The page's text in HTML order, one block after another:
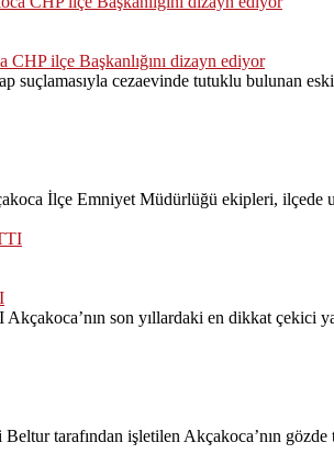
ilçe Başkanlığını dizayn ediyor
suçlamasıyla cezaevinde tutuklu bulunan
İlçe Emniyet Müdürlüğü ekipleri, ilçede
son yıllardaki en dikkat çekici
tarafından işletilen Akçakoca’nın